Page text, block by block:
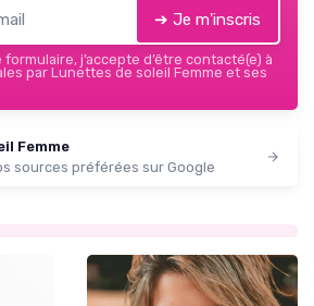
➔ Je m'inscris
j’accepte d’être contacté(e) à
par Lunettes de soleil Femme et ses
Femme
sources préférées sur Google